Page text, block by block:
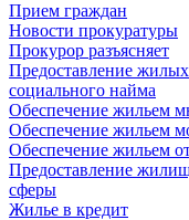
Прием граждан
Новости прокуратуры
Прокурор разъясняет
Предоставление
социального найма
Обеспечение жильем
Обеспечение жильем
Обеспечение жильем
Предоставление
сферы
Жилье в кредит